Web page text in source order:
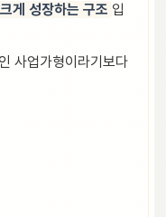
게 성장하는 구조 입
사업가형이라기보다